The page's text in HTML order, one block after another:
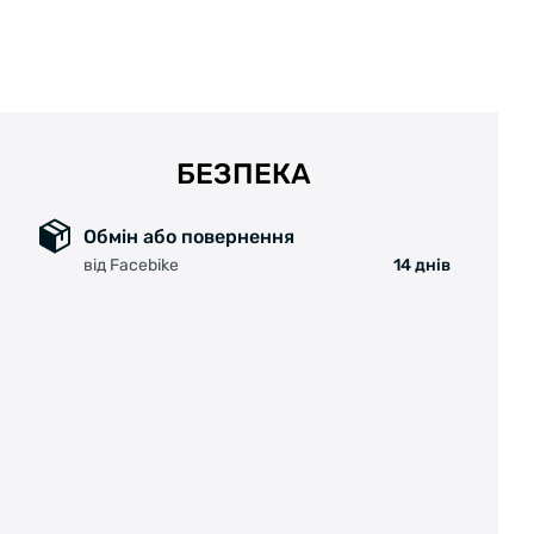
Сторона: 130 мм,
Дзеркальні лінзи
Тип фільтра: Звичайний,
Категорія фільтра: 3,
Оптичний клас 1.
БЕЗПЕКА
Обмін або повернення
від Facebike 14 днів